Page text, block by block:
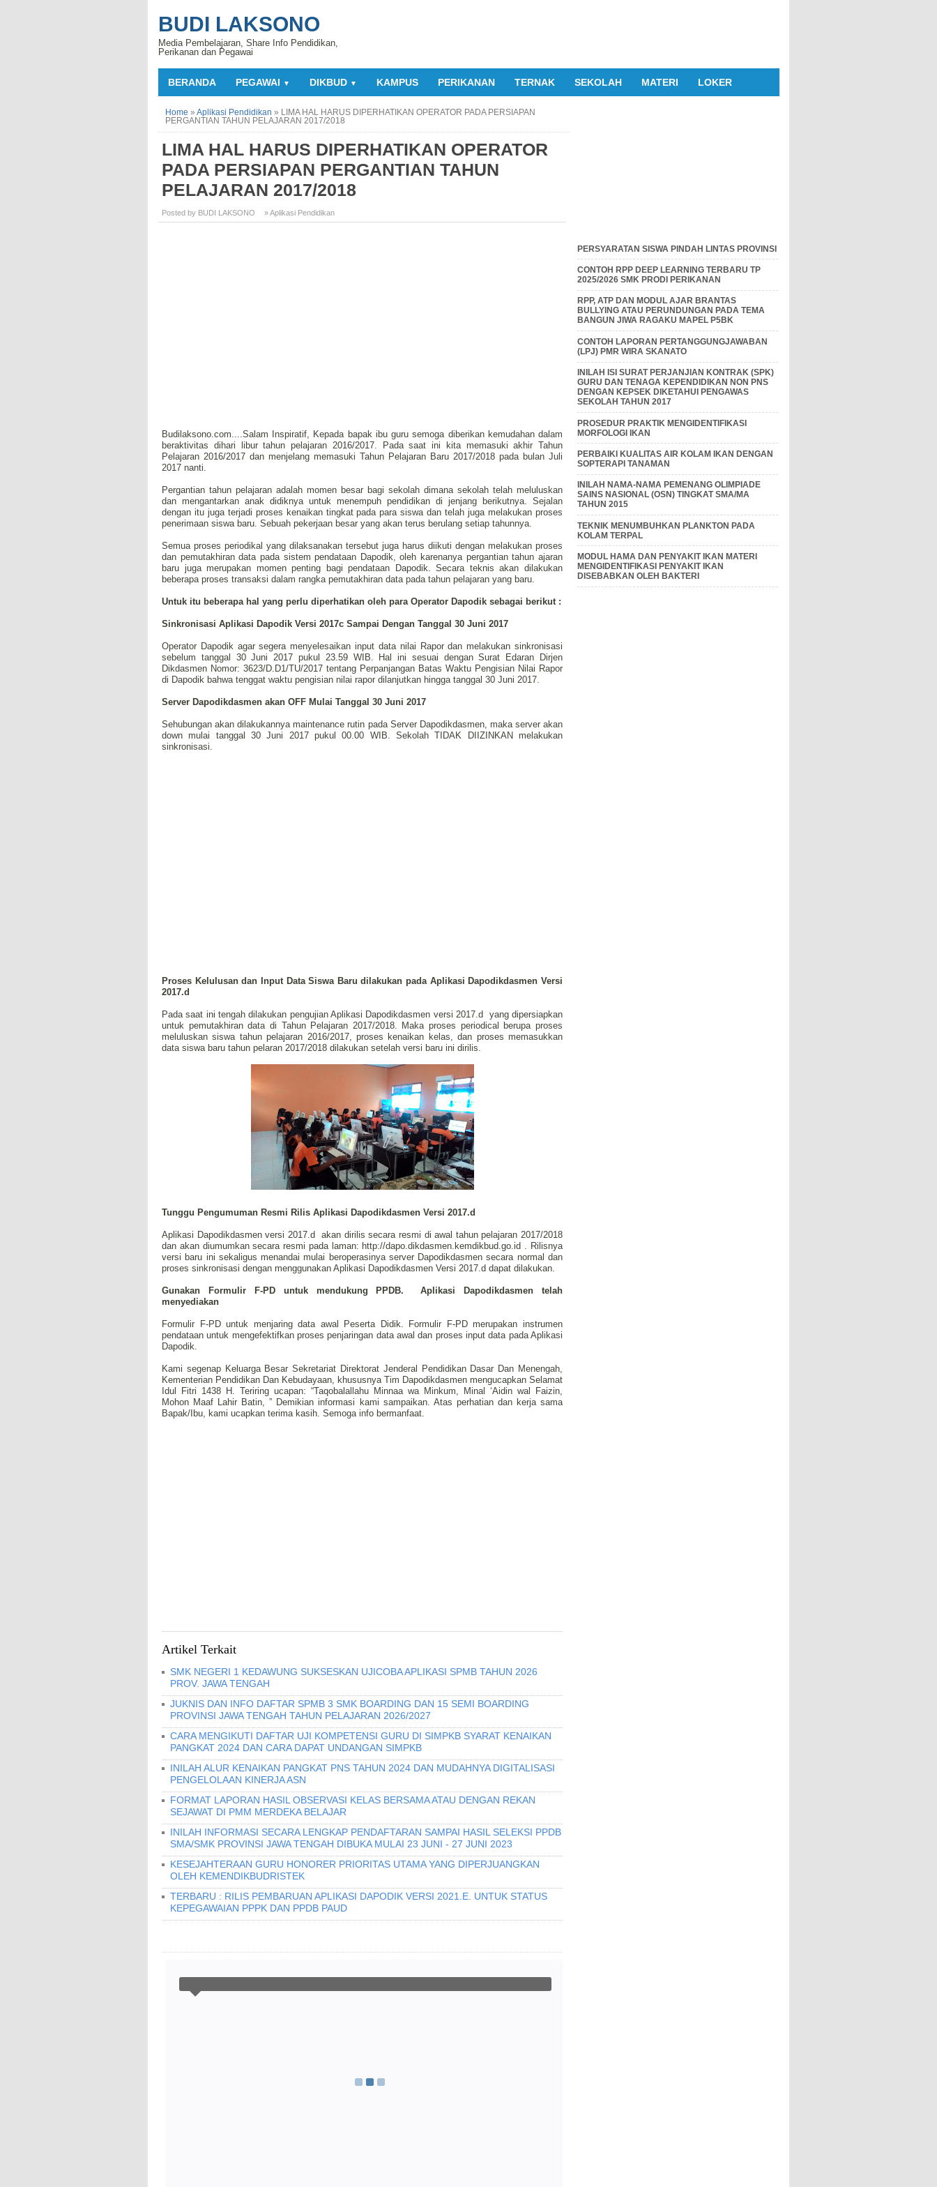
BUDI LAKSONO
Media Pembelajaran, Share Info Pendidikan,
Perikanan dan Pegawai
BERANDA PEGAWAI ▼ DIKBUD ▼ KAMPUS PERIKANAN TERNAK SEKOLAH MATERI LOKER
Home » Aplikasi Pendidikan » LIMA HAL HARUS DIPERHATIKAN OPERATOR PADA PERSIAPAN
PERGANTIAN TAHUN PELAJARAN 2017/2018
LIMA HAL HARUS DIPERHATIKAN OPERATOR
PADA PERSIAPAN PERGANTIAN TAHUN
PELAJARAN 2017/2018
Posted by BUDI LAKSONO » Aplikasi Pendidikan
Budilaksono.com....Salam Inspiratif, Kepada bapak ibu guru semoga diberikan kemudahan dalam
beraktivitas dihari libur tahun pelajaran 2016/2017. Pada saat ini kita memasuki akhir Tahun
Pelajaran 2016/2017 dan menjelang memasuki Tahun Pelajaran Baru 2017/2018 pada bulan Juli
2017 nanti.
Pergantian tahun pelajaran adalah momen besar bagi sekolah dimana sekolah telah meluluskan
dan mengantarkan anak didiknya untuk menempuh pendidikan di jenjang berikutnya. Sejalan
dengan itu juga terjadi proses kenaikan tingkat pada para siswa dan telah juga melakukan proses
penerimaan siswa baru. Sebuah pekerjaan besar yang akan terus berulang setiap tahunnya.
Semua proses periodikal yang dilaksanakan tersebut juga harus diikuti dengan melakukan proses
dan pemutakhiran data pada sistem pendataan Dapodik, oleh karenanya pergantian tahun ajaran
baru juga merupakan momen penting bagi pendataan Dapodik. Secara teknis akan dilakukan
beberapa proses transaksi dalam rangka pemutakhiran data pada tahun pelajaran yang baru.
Untuk itu beberapa hal yang perlu diperhatikan oleh para Operator Dapodik sebagai berikut :
Sinkronisasi Aplikasi Dapodik Versi 2017c Sampai Dengan Tanggal 30 Juni 2017
Operator Dapodik agar segera menyelesaikan input data nilai Rapor dan melakukan sinkronisasi
sebelum tanggal 30 Juni 2017 pukul 23.59 WIB. Hal ini sesuai dengan Surat Edaran Dirjen
Dikdasmen Nomor: 3623/D.D1/TU/2017 tentang Perpanjangan Batas Waktu Pengisian Nilai Rapor
di Dapodik bahwa tenggat waktu pengisian nilai rapor dilanjutkan hingga tanggal 30 Juni 2017.
Server Dapodikdasmen akan OFF Mulai Tanggal 30 Juni 2017
Sehubungan akan dilakukannya maintenance rutin pada Server Dapodikdasmen, maka server akan
down mulai tanggal 30 Juni 2017 pukul 00.00 WIB. Sekolah TIDAK DIIZINKAN melakukan
sinkronisasi.
Proses Kelulusan dan Input Data Siswa Baru dilakukan pada Aplikasi Dapodikdasmen Versi
2017.d
Pada saat ini tengah dilakukan pengujian Aplikasi Dapodikdasmen versi 2017.d yang dipersiapkan
untuk pemutakhiran data di Tahun Pelajaran 2017/2018. Maka proses periodical berupa proses
meluluskan siswa tahun pelajaran 2016/2017, proses kenaikan kelas, dan proses memasukkan
data siswa baru tahun pelaran 2017/2018 dilakukan setelah versi baru ini dirilis.
Tunggu Pengumuman Resmi Rilis Aplikasi Dapodikdasmen Versi 2017.d
Aplikasi Dapodikdasmen versi 2017.d akan dirilis secara resmi di awal tahun pelajaran 2017/2018
dan akan diumumkan secara resmi pada laman: http://dapo.dikdasmen.kemdikbud.go.id . Rilisnya
versi baru ini sekaligus menandai mulai beroperasinya server Dapodikdasmen secara normal dan
proses sinkronisasi dengan menggunakan Aplikasi Dapodikdasmen Versi 2017.d dapat dilakukan.
Gunakan Formulir F-PD untuk mendukung PPDB. Aplikasi Dapodikdasmen telah
menyediakan
Formulir F-PD untuk menjaring data awal Peserta Didik. Formulir F-PD merupakan instrumen
pendataan untuk mengefektifkan proses penjaringan data awal dan proses input data pada Aplikasi
Dapodik.
Kami segenap Keluarga Besar Sekretariat Direktorat Jenderal Pendidikan Dasar Dan Menengah,
Kementerian Pendidikan Dan Kebudayaan, khususnya Tim Dapodikdasmen mengucapkan Selamat
Idul Fitri 1438 H. Teriring ucapan: “Taqobalallahu Minnaa wa Minkum, Minal ‘Aidin wal Faizin,
Mohon Maaf Lahir Batin, ” Demikian informasi kami sampaikan. Atas perhatian dan kerja sama
Bapak/Ibu, kami ucapkan terima kasih. Semoga info bermanfaat.
Artikel Terkait
SMK NEGERI 1 KEDAWUNG SUKSESKAN UJICOBA APLIKASI SPMB TAHUN 2026
PROV. JAWA TENGAH
JUKNIS DAN INFO DAFTAR SPMB 3 SMK BOARDING DAN 15 SEMI BOARDING
PROVINSI JAWA TENGAH TAHUN PELAJARAN 2026/2027
CARA MENGIKUTI DAFTAR UJI KOMPETENSI GURU DI SIMPKB SYARAT KENAIKAN
PANGKAT 2024 DAN CARA DAPAT UNDANGAN SIMPKB
INILAH ALUR KENAIKAN PANGKAT PNS TAHUN 2024 DAN MUDAHNYA DIGITALISASI
PENGELOLAAN KINERJA ASN
FORMAT LAPORAN HASIL OBSERVASI KELAS BERSAMA ATAU DENGAN REKAN
SEJAWAT DI PMM MERDEKA BELAJAR
INILAH INFORMASI SECARA LENGKAP PENDAFTARAN SAMPAI HASIL SELEKSI PPDB
SMA/SMK PROVINSI JAWA TENGAH DIBUKA MULAI 23 JUNI - 27 JUNI 2023
KESEJAHTERAAN GURU HONORER PRIORITAS UTAMA YANG DIPERJUANGKAN
OLEH KEMENDIKBUDRISTEK
TERBARU : RILIS PEMBARUAN APLIKASI DAPODIK VERSI 2021.E. UNTUK STATUS
KEPEGAWAIAN PPPK DAN PPDB PAUD
PERSYARATAN SISWA PINDAH LINTAS PROVINSI
CONTOH RPP DEEP LEARNING TERBARU TP
2025/2026 SMK PRODI PERIKANAN
RPP, ATP DAN MODUL AJAR BRANTAS
BULLYING ATAU PERUNDUNGAN PADA TEMA
BANGUN JIWA RAGAKU MAPEL P5BK
CONTOH LAPORAN PERTANGGUNGJAWABAN
(LPJ) PMR WIRA SKANATO
INILAH ISI SURAT PERJANJIAN KONTRAK (SPK)
GURU DAN TENAGA KEPENDIDIKAN NON PNS
DENGAN KEPSEK DIKETAHUI PENGAWAS
SEKOLAH TAHUN 2017
PROSEDUR PRAKTIK MENGIDENTIFIKASI
MORFOLOGI IKAN
PERBAIKI KUALITAS AIR KOLAM IKAN DENGAN
SOPTERAPI TANAMAN
INILAH NAMA-NAMA PEMENANG OLIMPIADE
SAINS NASIONAL (OSN) TINGKAT SMA/MA
TAHUN 2015
TEKNIK MENUMBUHKAN PLANKTON PADA
KOLAM TERPAL
MODUL HAMA DAN PENYAKIT IKAN MATERI
MENGIDENTIFIKASI PENYAKIT IKAN
DISEBABKAN OLEH BAKTERI